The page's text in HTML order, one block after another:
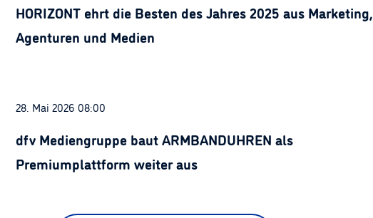
HORIZONT ehrt die Besten des Jahres 2025 aus Marketing,
Agenturen und Medien
28. Mai 2026 08:00
dfv Mediengruppe baut ARMBANDUHREN als
Premiumplattform weiter aus